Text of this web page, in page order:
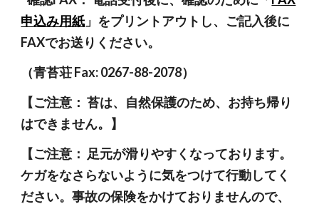
申込み用紙 」をプリントアウトし、ご記入後に
FAXでお送りください。
（青苔荘 Fax: 0267-88-2078）
【ご注意： 苔は、自然保護のため、お持ち帰り
はできません。】
【ご注意： 足元が滑りやすくなっております。
ケガをなさらないように気をつけて行動してく
ださい。事故の保険をかけておりませんので、